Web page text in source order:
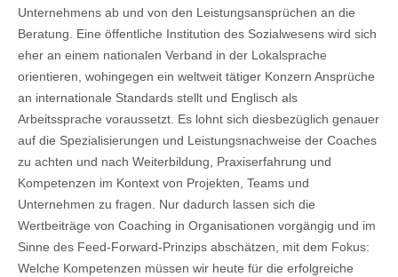
Unternehmens ab und von den Leistungsansprüchen an die
Beratung. Eine öffentliche Institution des Sozialwesens wird sich
eher an einem nationalen Verband in der Lokalsprache
orientieren, wohingegen ein weltweit tätiger Konzern Ansprüche
an internationale Standards stellt und Englisch als
Arbeitssprache voraussetzt. Es lohnt sich diesbezüglich genauer
auf die Spezialisierungen und Leistungsnachweise der Coaches
zu achten und nach Weiterbildung, Praxiserfahrung und
Kompetenzen im Kontext von Projekten, Teams und
Unternehmen zu fragen. Nur dadurch lassen sich die
Wertbeiträge von Coaching in Organisationen vorgängig und im
Sinne des Feed-Forward-Prinzips abschätzen, mit dem Fokus:
Welche Kompetenzen müssen wir heute für die erfolgreiche